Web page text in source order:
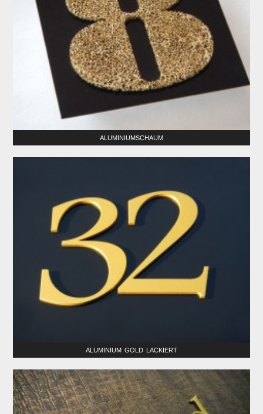
ALUMINIUMSCHAUM
ALUMINIUM GOLD LACKIERT